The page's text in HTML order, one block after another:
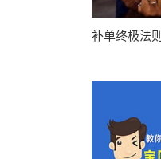
补单终极法则